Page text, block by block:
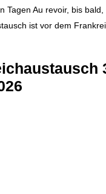
Tagen Au revoir, bis
ist vor dem